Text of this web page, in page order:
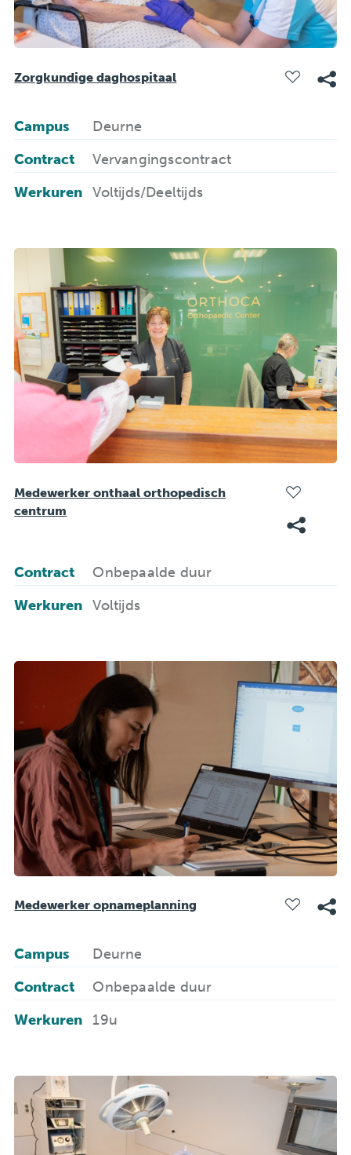
Zorgkundige daghospitaal
Campus
Deurne
Contract
Vervangingscontract
Werkuren
Voltijds/Deeltijds
Medewerker onthaal orthopedisch
centrum
Contract
Onbepaalde duur
Werkuren
Voltijds
Medewerker opnameplanning
Campus
Deurne
Contract
Onbepaalde duur
Werkuren
19u